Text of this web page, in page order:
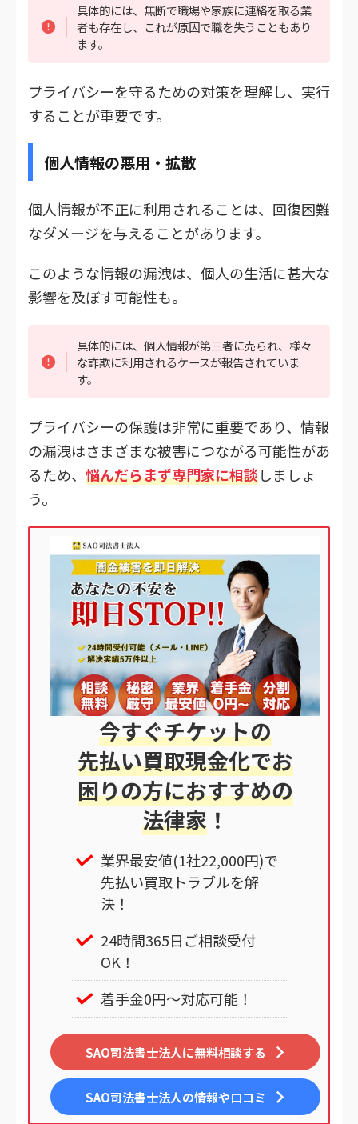
具体的には、無断で職場や家族に連絡を取る業
者も存在し、これが原因で職を失うこともあり
ます。
プライバシーを守るための対策を理解し、実行
することが重要です。
個人情報の悪用・拡散
個人情報が不正に利用されることは、回復困難
なダメージを与えることがあります。
このような情報の漏洩は、個人の生活に甚大な
影響を及ぼす可能性も。
具体的には、個人情報が第三者に売られ、様々
な詐欺に利用されるケースが報告されていま
す。
プライバシーの保護は非常に重要であり、情報
の漏洩はさまざまな被害につながる可能性があ
るため、 悩んだらまず専門家に相談しましょ
う。
今すぐチケットの
先払い買取現金化でお
困りの方におすすめの
法律家 ！
業界最安値(1社22,000円)で
先払い買取トラブルを解
決！
24時間365日ご相談受付
OK！
着手金0円～対応可能！
SAO司法書士法人に無料相談する
SAO司法書士法人の情報や口コミ